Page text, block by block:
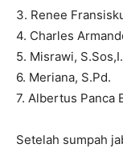
3. Renee
4. Charles
5. Misrawi, S.Sos,I.
6. Meriana, S.Pd.
7. Albertus Panca
Setelah sumpah